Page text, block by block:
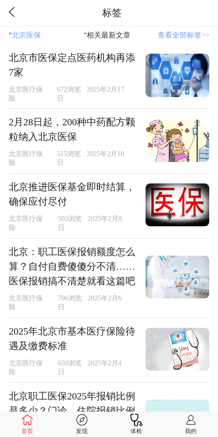
标签
"北京医保 "相关最新文章 查看全部标签>>
北京市医保定点医药机构再添
7家
北京医疗保
险
672浏览 2025年2月17
日
2月28日起，200种中药配方颗
粒纳入北京医保
北京医疗保
险
515浏览 2025年2月10
日
北京推进医保基金即时结算，
确保应付尽付
北京医疗保
险
503浏览 2025年2月8
日
北京：职工医保报销额度怎么
算？自付自费傻傻分不清……
医保报销搞不清楚就看这篇吧
北京医疗保
险
706浏览 2025年2月6
日
2025年北京市基本医疗保险待
遇及缴费标准
北京医疗保
险
650浏览 2025年2月4
日
北京职工医保2025年报销比例
是多少？门诊、住院报销比例
整理
首页 发现 体检 我的